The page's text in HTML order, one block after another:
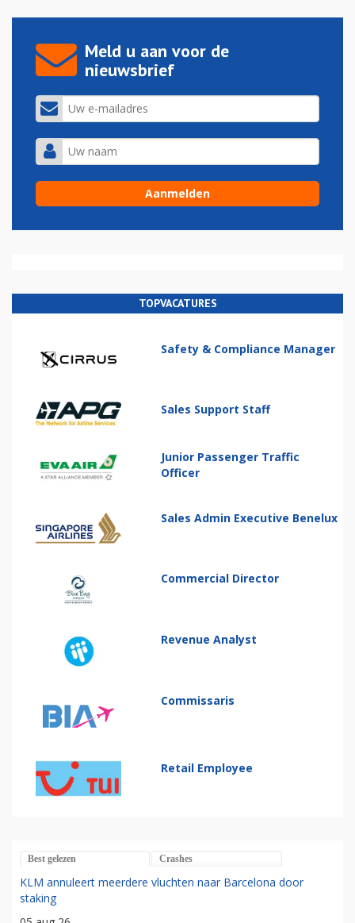
Meld u aan voor de
nieuwsbrief
TOPVACATURES
Safety & Compliance Manager
Sales Support Staff
Junior Passenger Traffic
Officer
Sales Admin Executive Benelux
Commercial Director
Revenue Analyst
Commissaris
Retail Employee
Best gelezen Crashes
KLM annuleert meerdere vluchten naar Barcelona door
staking